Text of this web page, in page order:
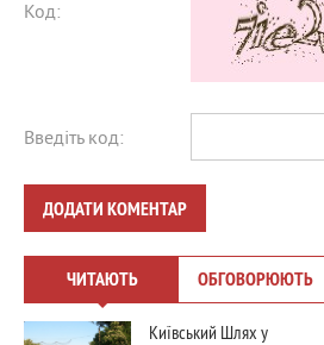
Код:
Введіть код:
ДОДАТИ КОМЕНТАР
ЧИТАЮТЬ ОБГОВОРЮЮТЬ
Київський Шлях у